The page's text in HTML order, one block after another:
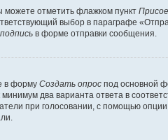
можете отметить флажком пункт
выбор в параграфе
в форме отправки сообщения.
в форму Создать опрос под основной
два варианта ответа в
при голосовании, с помощью